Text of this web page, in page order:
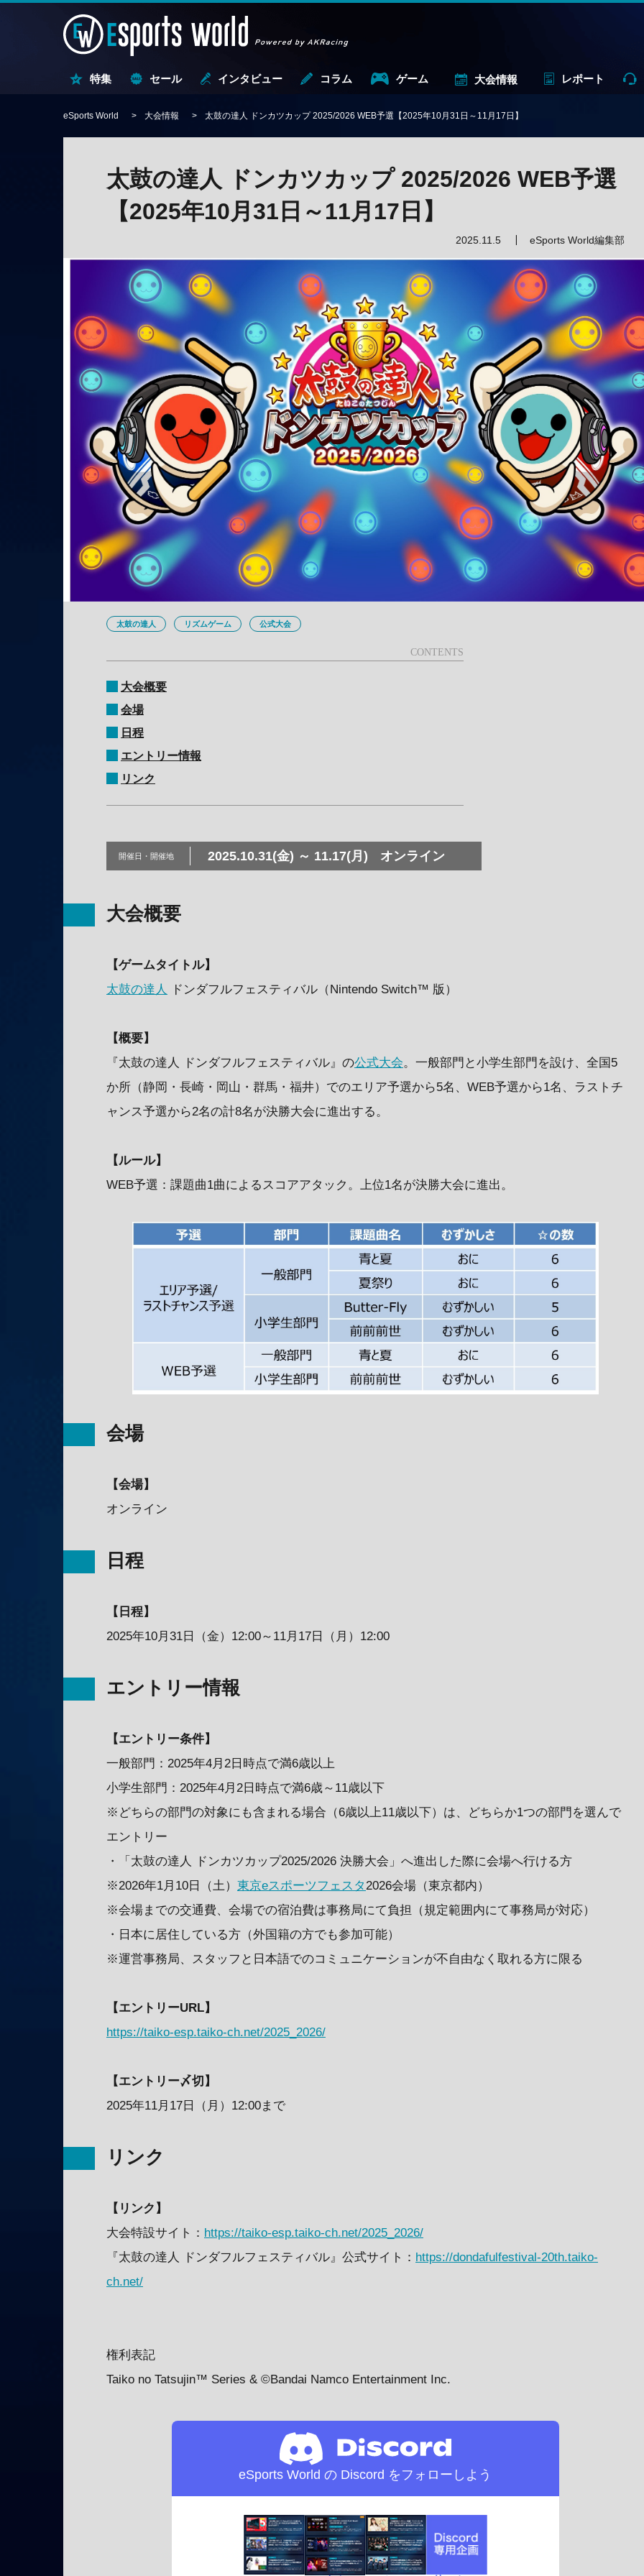
特集 セール インタビュー コラム ゲーム 大会情報 レポート
eSports World 大会情報 太鼓の達人 ドンカツカップ 2025/2026 WEB予選【2025年10月31日～11月17日】
太鼓の達人 ドンカツカップ 2025/2026 WEB予選
【2025年10月31日～11月17日】
2025.11.5 eSports World編集部
太鼓の達人 リズムゲーム 公式大会
大会概要
会場
日程
エントリー情報
リンク
開催日・ 開催地 2025.10.31(金) ～ 11.17(月) オンライン
大会概要
【ゲームタイトル】
太鼓の達人
ドンダフルフェスティバル（Nintendo Switch™ 版）
【概要】
『太鼓の達人 ドンダフルフェスティバル』の公式大会。一般部門と小学生部門を設け、全国5
か所（静岡・長崎・岡山・群馬・福井）でのエリア予選から5名、WEB予選から1名、ラストチ
ャンス予選から2名の計8名が決勝大会に進出する。
【ルール】
WEB予選：課題曲1曲によるスコアアタック。上位1名が決勝大会に進出。
会場
【会場】
オンライン
日程
【日程】
2025年10月31日（金）12:00～11月17日（月）12:00
エントリー情報
【エントリー条件】
一般部門：2025年4月2日時点で満6歳以上
小学生部門：2025年4月2日時点で満6歳～11歳以下
※どちらの部門の対象にも含まれる場合（6歳以上11歳以下）は、どちらか1つの部門を選んで
エントリー
・「太鼓の達人 ドンカツカップ2025/2026 決勝大会」へ進出した際に会場へ行ける方
※2026年1月10日（土） 東京eスポーツフェスタ2026会場（東京都内）
※会場までの交通費、会場での宿泊費は事務局にて負担（規定範囲内にて事務局が対応）
・日本に居住している方（外国籍の方でも参加可能）
※運営事務局、スタッフと日本語でのコミュニケーションが不自由なく取れる方に限る
【エントリーURL】
https://taiko-esp.taiko-ch.net/2025_2026/
【エントリー〆切】
2025年11月17日（月）12:00まで
リンク
【リンク】
大会特設サイト： https://taiko-esp.taiko-ch.net/2025_2026/
『太鼓の達人 ドンダフルフェスティバル』公式サイト： https://dondafulfestival-20th.taiko-
ch.net/
権利表記
Taiko no Tatsujin™ Series & ©Bandai Namco Entertainment Inc.
eSports World の Discord をフォローしよう